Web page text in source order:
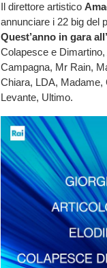
Il direttore artistico
annunciare i 22 big del
Quest’anno in gara
Colapesce e
Campagna, Mr Rain,
Chiara, LDA, Madame,
Levante, Ultimo.